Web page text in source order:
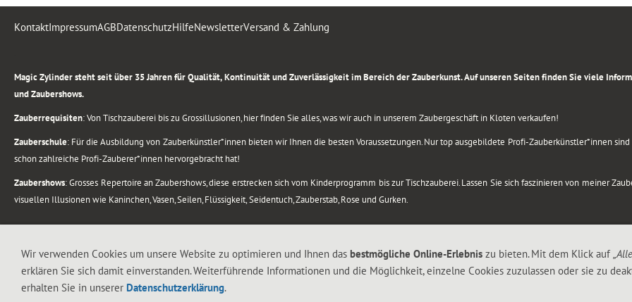
KontaktImpressumAGBDatenschutzHilfeNewsletterVersand & Zahlung
Magic Zylinder steht seit über 35 Jahren für Qualität, Kontinuität und Zuverlässigkeit im Bereich der Zauberkunst. Auf unseren Seiten finden Sie viele
und Zaubershows.
Zauberrequisiten: Von Tischzauberei bis zu Grossillusionen, hier finden Sie alles, was wir auch in unserem Zaubergeschäft in Kloten verkaufen!
Zauberschule: Für die Ausbildung von Zauberkünstler*innen bieten wir Ihnen die besten Voraussetzungen. Nur top ausgebildete Profi-Zauberkünstler*innen
schon zahlreiche Profi-Zauberer*innen hervorgebracht hat!
Zaubershows: Grosses Repertoire an Zaubershows, diese erstrecken sich vom Kinderprogramm bis zur Tischzauberei. Lassen Sie sich faszinieren von meiner
visuellen Illusionen wie Kaninchen, Vasen, Seilen, Flüssigkeit, Seidentuch, Zauberstab, Rose und Gurken.
.
Alle Rechte vorbehalten. © 1988-2026 Magic Zylinder
Flughafenstrasse 4, 8302 Kloten
Wir verwenden Cookies um unsere Website zu optimieren und Ihnen das bestmögliche Online-Erlebnis zu bieten. Mit dem Klick auf
erklären Sie sich damit einverstanden. Weiterführende Informationen und die Möglichkeit, einzelne Cookies zuzulassen oder sie zu
erhalten Sie in unserer Datenschutzerklärung.